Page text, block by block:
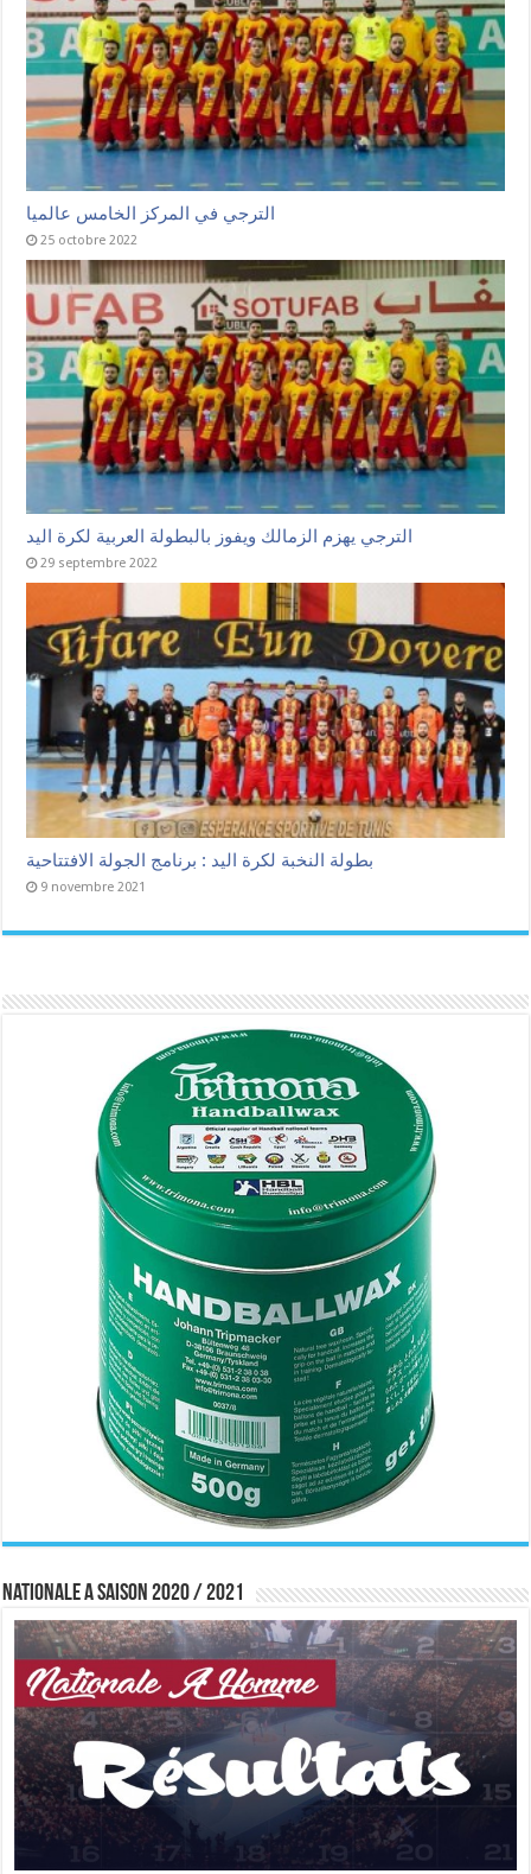
الترجي في المركز الخامس عالميا
25 octobre 2022
الترجي يهزم الزمالك ويفوز بالبطولة العربية لكرة اليد
29 septembre 2022
بطولة النخبة لكرة اليد : برنامج الجولة الافتتاحية
9 novembre 2021
Nationale A saison 2020 / 2021